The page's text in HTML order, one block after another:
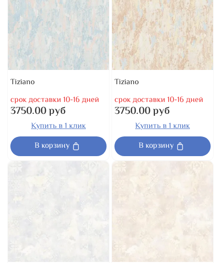
Tiziano
срок доставки 10-16 дней
3750.00 руб
Купить в 1 клик
В корзину
Tiziano
срок доставки 10-16 дней
3750.00 руб
Купить в 1 клик
В корзину